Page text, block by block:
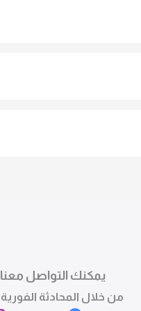
يمكنك التواصل معنا
من خلال المحادثة الفورية